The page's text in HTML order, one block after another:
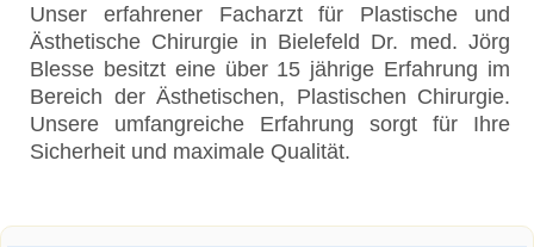
Unser erfahrener Facharzt für Plastische und
Ästhetische Chirurgie in Bielefeld Dr. med. Jörg
Blesse besitzt eine über 15 jährige Erfahrung im
Bereich der Ästhetischen, Plastischen Chirurgie.
Unsere umfangreiche Erfahrung sorgt für Ihre
Sicherheit und maximale Qualität.